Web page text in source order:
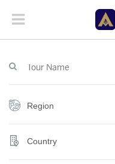
Region
Country